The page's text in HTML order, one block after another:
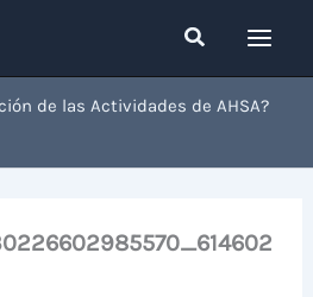
Buscar
de las Actividades de AHSA?